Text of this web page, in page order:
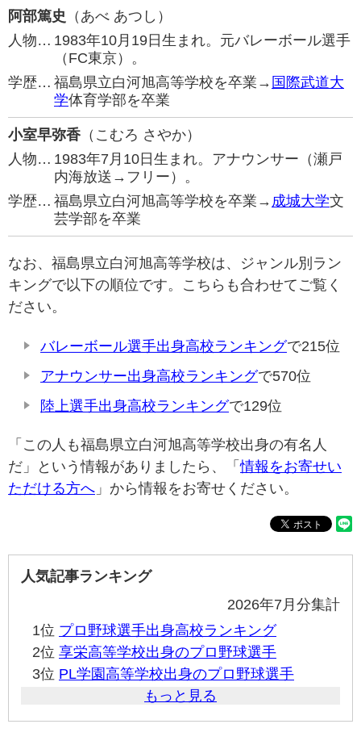
阿部篤史 （あべ あつし）
人物… 1983年10月19日生まれ。元バレーボール選手
（FC東京）。
学歴… 福島県立白河旭高等学校を卒業→ 国際武道大
学体育学部を卒業
小室早弥香 （こむろ さやか）
人物… 1983年7月10日生まれ。アナウンサー（瀬戸
内海放送→フリー）。
学歴… 福島県立白河旭高等学校を卒業→ 成城大学文
芸学部を卒業
なお、福島県立白河旭高等学校は、ジャンル別ラン
キングで以下の順位です。こちらも合わせてご覧く
ださい。
バレーボール選手出身高校ランキングで215位
アナウンサー出身高校ランキングで570位
陸上選手出身高校ランキングで129位
「この人も福島県立白河旭高等学校出身の有名人
だ」という情報がありましたら、「情報をお寄せい
ただける方へ 」から情報をお寄せください。
人気記事ランキング
2026年7月分集計
1位 プロ野球選手出身高校ランキング
2位 享栄高等学校出身のプロ野球選手
3位 PL学園高等学校出身のプロ野球選手
もっと見る